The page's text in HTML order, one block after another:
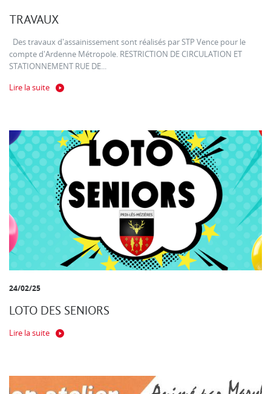
TRAVAUX
Des travaux d'assainissement sont réalisés par STP Vence pour le
compte d'Ardenne Métropole. RESTRICTION DE CIRCULATION ET
STATIONNEMENT RUE DE...
Lire la suite
24/02/25
LOTO DES SENIORS
Lire la suite